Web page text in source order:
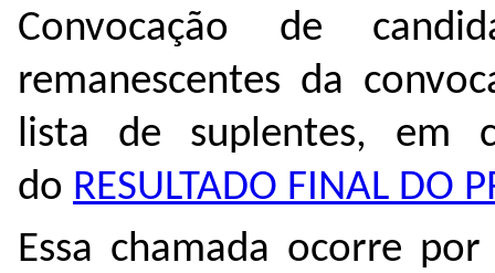
Convocação de
remanescentes da
lista de suplentes, em
do RESULTADO FINAL DO
Essa chamada ocorre